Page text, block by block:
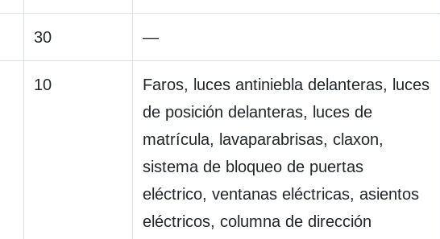
30 —
10
Faros, luces antiniebla delanteras, luces
de posición delanteras, luces de
matrícula, lavaparabrisas, claxon,
sistema de bloqueo de puertas
eléctrico, ventanas eléctricas, asientos
eléctricos, columna de dirección